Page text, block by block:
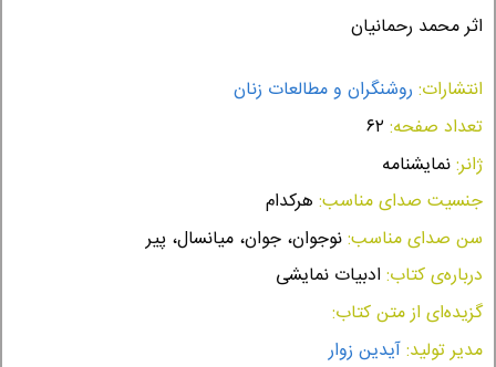
اثر محمد رحمانیان
انتشارات: روشنگران و مطالعات زنان
تعداد صفحه:
ژانر:نمایشنامه
جنسیت صدای مناسب: هرکدام
سن صدای مناسب:نوجوان، جوان، میانسال، پیر
درباره‌ی کتاب: ادبیات نمایشی
گزیده‌ای از متن کتاب:
مدیر تولید:آیدین زوار